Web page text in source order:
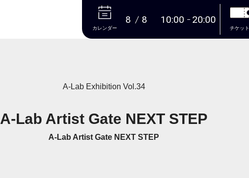
本文へ
カレンダー
8 8 10:00 20:00
チケット
A-Lab Exhibition Vol.34
A-Lab Artist Gate NEXT STEP
A-Lab Artist Gate NEXT STEP